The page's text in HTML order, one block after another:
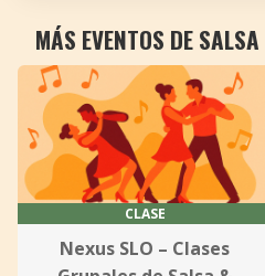
MÁS EVENTOS DE
CLASE
Nexus SLO – Clases